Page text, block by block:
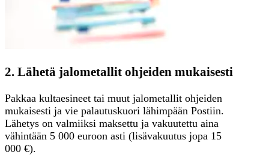
2. Lähetä jalometallit ohjeiden mukaisesti
Pakkaa kultaesineet tai muut jalometallit ohjeiden
mukaisesti ja vie palautuskuori lähimpään Postiin.
Lähetys on valmiiksi maksettu ja vakuutettu aina
vähintään 5 000 euroon asti (lisävakuutus jopa 15
000 €).